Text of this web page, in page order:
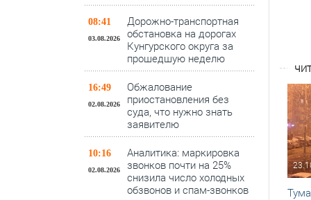
08:41
03.08.2026
Дорожно-транспортная
обстановка на дорогах
Кунгурского округа за
прошедшую неделю
16:49
02.08.2026
Обжалование
приостановления без
суда, что нужно знать
заявителю
10:16
02.08.2026
Аналитика: маркировка
звонков почти на 25%
снизила число холодных
обзвонов и спам-звонков